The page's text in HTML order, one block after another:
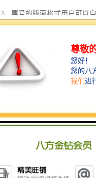
2、票号的版面格式用户可以自
3、语音呼叫的信息客户完全
4、强大的报表和统计、数据
5、系统具有强大的统计管理
6、支持有线、无线呼叫和软
8、各项业务队列客户完全可
9、支持顺呼（下一位）、回
10、支持电话预约、手机短